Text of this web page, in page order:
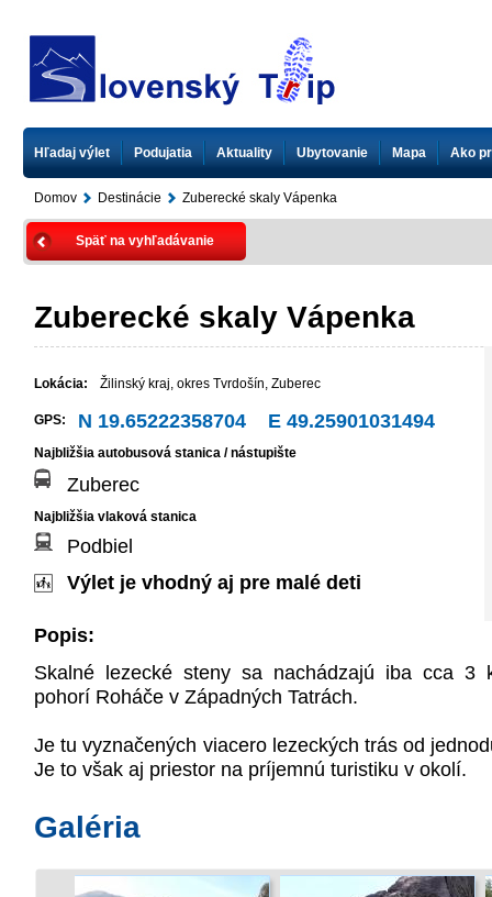
Hľadaj výlet Podujatia Aktuality Ubytovanie Mapa Ako
Domov Destinácie Zuberecké skaly Vápenka
Späť na vyhľadávanie
Zuberecké skaly Vápenka
Lokácia: Žilinský kraj okres Tvrdošín Zuberec
GPS: N 19.65222358704 E 49.25901031494
Najbližšia autobusová stanica / nástupište
Zuberec
Najbližšia vlaková stanica
Podbiel
Výlet je vhodný aj pre malé deti
Popis:
Skalné lezecké steny sa nachádzajú iba cca 3
pohorí Roháče v Západných Tatrách.
Je tu vyznačených viacero lezeckých trás od
Je to však aj priestor na príjemnú turistiku v okolí.
Galéria